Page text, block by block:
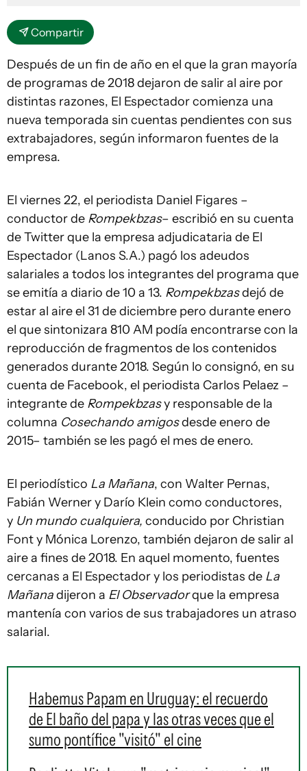
Compartir
Después de un fin de año en el que la gran mayoría
de programas de 2018 dejaron de salir al aire por
distintas razones, El Espectador comienza una
nueva temporada sin cuentas pendientes con sus
extrabajadores, según informaron fuentes de la
empresa.
El viernes 22, el periodista Daniel Figares –
conductor de Rompekbzas– escribió en su cuenta
de Twitter que la empresa adjudicataria de El
Espectador (Lanos S.A.) pagó los adeudos
salariales a todos los integrantes del programa que
se emitía a diario de 10 a 13. Rompekbzasdejó de
estar al aire el 31 de diciembre pero durante enero
el que sintonizara 810 AM podía encontrarse con la
reproducción de fragmentos de los contenidos
generados durante 2018. Según lo consignó, en su
cuenta de Facebook, el periodista Carlos Pelaez –
integrante de Rompekbzasy responsable de la
columna Cosechando amigosdesde enero de
2015– también se les pagó el mes de enero.
El periodístico La Mañana, con Walter Pernas,
Fabián Werner y Darío Klein como conductores,
y Un mundo cualquiera, conducido por Christian
Font y Mónica Lorenzo, también dejaron de salir al
aire a fines de 2018. En aquel momento, fuentes
cercanas a El Espectador y los periodistas de La
Mañanadijeron a El Observadorque la empresa
mantenía con varios de sus trabajadores un atraso
salarial.
Habemus Papam en Uruguay: el recuerdo
de El baño del papa y las otras veces que el
sumo pontífice "visitó" el cine